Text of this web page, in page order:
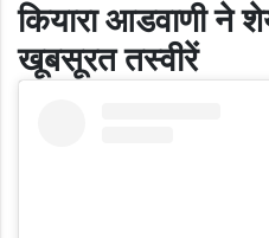
कियारा आडवाणी ने
खूबसूरत तस्वीरें